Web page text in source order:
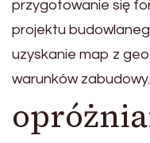
przygotowanie się
projektu
uzyskanie map z
warunków zabudowy.